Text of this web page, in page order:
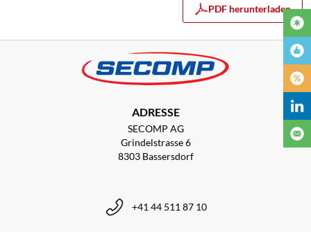
PDF herunterladen
ADRESSE
SECOMP AG
Grindelstrasse 6
8303 Bassersdorf
+41 44 511 87 10